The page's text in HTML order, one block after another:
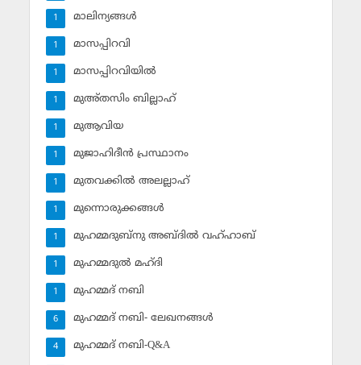
മാലിന്യങ്ങള്‍
1
മാസപ്പിറവി
1
മാസപ്പിറവിയില്‍
1
മുഅ്തസിം ബില്ലാഹ്
1
മുആവിയ
1
മുജാഹിദീന്‍ പ്രസ്ഥാനം
1
മുതവക്കില്‍ അലല്ലാഹ്
1
മുന്നൊരുക്കങ്ങള്‍
1
മുഹമ്മദുബ്‌നു അബ്ദില്‍ വഹ്ഹാബ്
1
മുഹമ്മദുല്‍ മഹ്ദി
1
മുഹമ്മദ് നബി
1
മുഹമ്മദ് നബി- ലേഖനങ്ങള്‍
6
മുഹമ്മദ് നബി-Q&A
4